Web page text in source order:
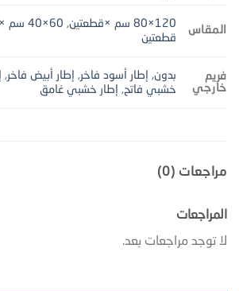
المقاس
120×80 سم ×قطعتين , 60×40 سم ×قطعتين
قطعتين
فريم
خارجي
بدون, إطار أسود فاخر, إطار أبيض فاخر,
خشبي فاتح, إطار خشبي غامق
مراجعات (0)
المراجعات
لا توجد مراجعات بعد.